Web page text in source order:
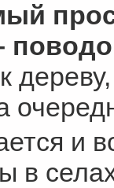
и
в